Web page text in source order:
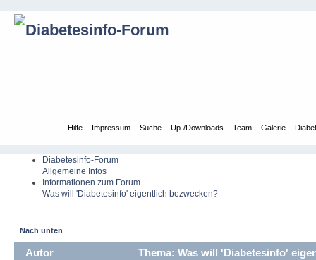
Hilfe Impressum Suche Up-/Downloads Team Galerie
Diabetesinfo-Forum
Allgemeine Infos
Informationen zum Forum
Was will 'Diabetesinfo' eigentlich bezwecken?
Nach unten
Autor Thema: Was will 'Diabetesinfo'